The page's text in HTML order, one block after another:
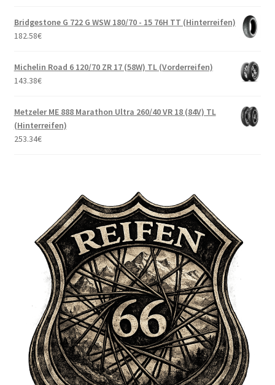
Bridgestone G 722 G WSW 180/70 - 15 76H TT (Hinterreifen)
182.58€
Michelin Road 6 120/70 ZR 17 (58W) TL (Vorderreifen)
143.38€
Metzeler ME 888 Marathon Ultra 260/40 VR 18 (84V) TL
(Hinterreifen)
253.34€